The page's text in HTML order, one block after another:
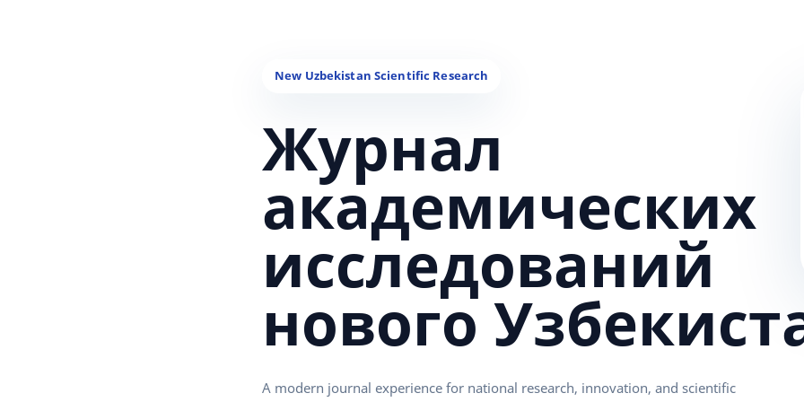
Журнал
академических
исследований
нового